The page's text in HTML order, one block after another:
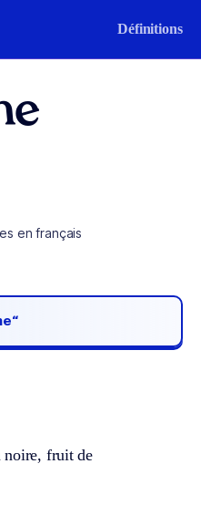
Définitions
en français
noire, fruit de